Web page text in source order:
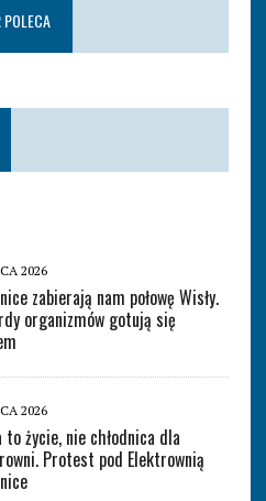
2026
zabierają nam połowę Wisły.
organizmów gotują się
2026
to życie, nie chłodnica dla
Protest pod Elektrownią